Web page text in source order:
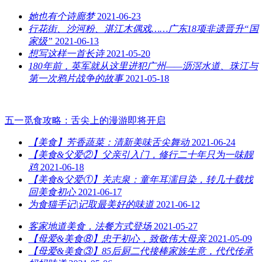
她也有个诗廊梦 2021-06-23
行花街、沙河粉、湛江木偶戏……广东18项非遗晋升“国
家级” 2021-06-13
想写这样一首长诗 2021-05-20
180年前，英军就从这里进犯广州——沥滘水道、珠江与
第一次鸦片战争的故事 2021-05-18
五一觅食攻略：舌尖上的漫游即将开启
【美食】芳香蔬菜：清新美味舌尖舞动 2021-06-24
【美食&父爱②】父亲引入门，修行二十年只为一味靓
鸡 2021-06-18
【美食&父爱①】关志泉：童年耳濡目染，转几十载找
回美食初心 2021-06-17
为食猫手记|记取最美好的味道 2021-06-12
客家地道美食，法餐方式登场 2021-05-27
【母爱&美食⑧】忠于初心，致敬伟大母亲 2021-05-09
【母爱&美食③】85后厨二代接棒家族生意，代代传承